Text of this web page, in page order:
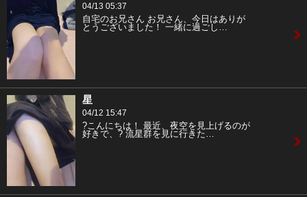
04/13 05:37
自宅のお兄さん お兄さん、今日はありが
とうございました！ 一緒に過ごし…
星
04/12 15:47
?こんにちは！ 最近、夜空を見上げるのが
好きで、? 流星群を見に行きた…